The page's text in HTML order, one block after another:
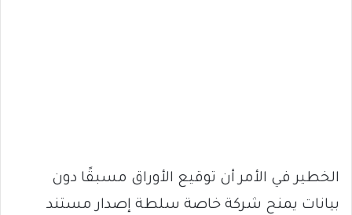
الخطير في الأمر أن توقيع الأوراق مسبقًا دون
بيانات يمنح شركة خاصة سلطة إصدار مستند